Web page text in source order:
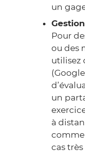
un
Pour
ou des
utilisez
un
à
comme
cas